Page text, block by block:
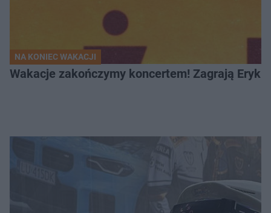
NA KONIEC WAKACJI
Wakacje zakończymy koncertem! Zagrają Eryk